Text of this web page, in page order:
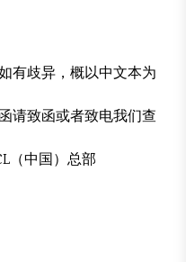
有歧异，概以中文本为
请致函或者致电我们查
（中国）总部